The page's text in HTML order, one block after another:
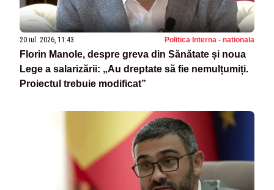
20 iul. 2026, 11:43 Politica Interna - nationala
Florin Manole, despre greva din Sănătate și noua
Lege a salarizării: „Au dreptate să fie nemulțumiți.
Proiectul trebuie modificat”